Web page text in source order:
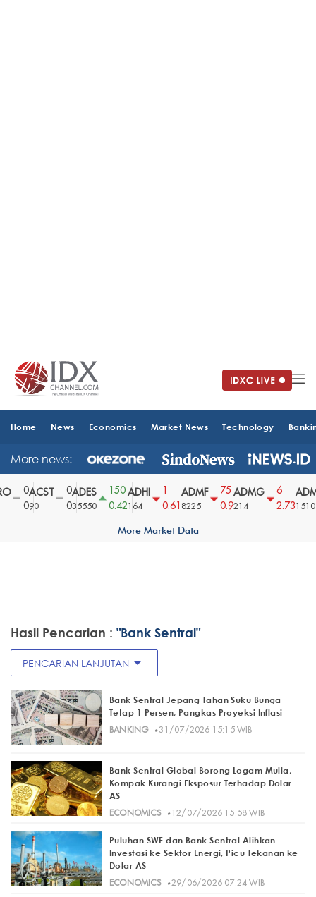
Home News Economics Market News Technology
More news:
ACST
90
ADES
35550
150
0.42
ADHI
164
0.61
ADMF
8225
75
0.9
ADMG
214
2.731510
More Market Data
Hasil Pencarian : "Bank Sentral"
PENCARIAN LANJUTAN arrow_drop_down
Bank Sentral Jepang Tahan Suku Bunga
Tetap 1 Persen, Pangkas Proyeksi Inflasi
BANKING· 31/07/2026 15:15 WIB
Bank Sentral Global Borong Logam Mulia,
Kompak Kurangi Eksposur Terhadap Dolar
AS
ECONOMICS· 12/07/2026 15:58 WIB
Puluhan SWF dan Bank Sentral Alihkan
Investasi ke Sektor Energi, Picu Tekanan ke
Dolar AS
ECONOMICS· 29/06/2026 07:24 WIB